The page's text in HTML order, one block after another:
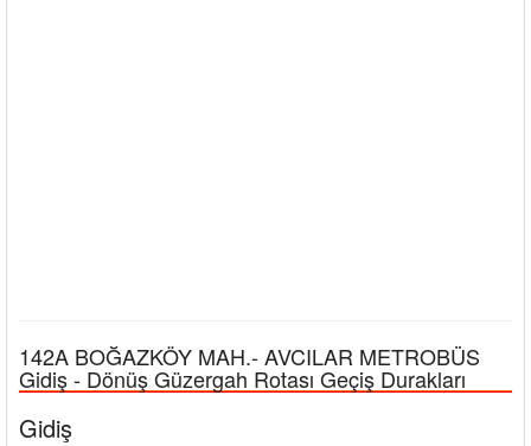
142A BOĞAZKÖY MAH.- AVCILAR METROBÜS
Gidiş - Dönüş Güzergah Rotası Geçiş Durakları
Gidiş